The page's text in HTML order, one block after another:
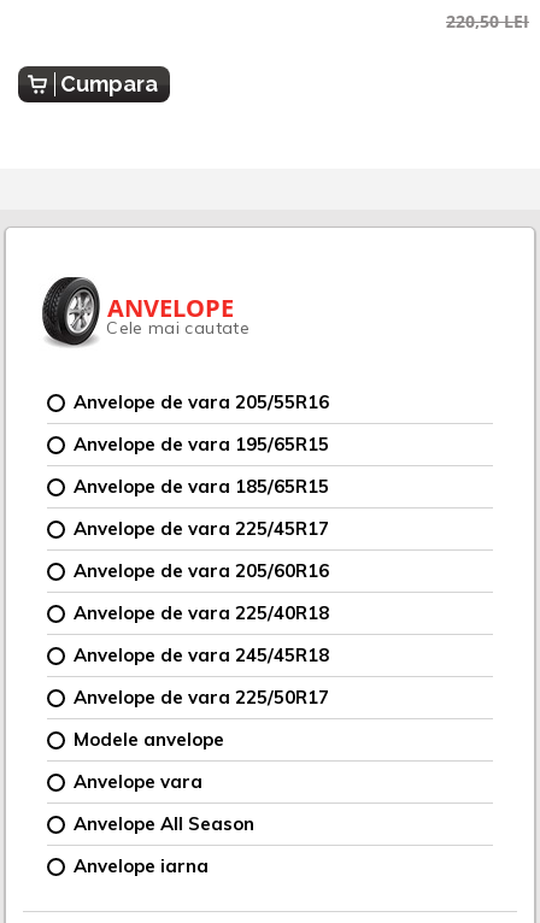
220,50 LEI
Cumpara
ANVELOPE
Cele mai cautate
Anvelope de vara 205/55R16
Anvelope de vara 195/65R15
Anvelope de vara 185/65R15
Anvelope de vara 225/45R17
Anvelope de vara 205/60R16
Anvelope de vara 225/40R18
Anvelope de vara 245/45R18
Anvelope de vara 225/50R17
Modele anvelope
Anvelope vara
Anvelope All Season
Anvelope iarna